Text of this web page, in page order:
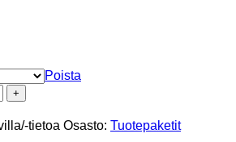
Poista
tietoa Osasto: Tuotepaketit